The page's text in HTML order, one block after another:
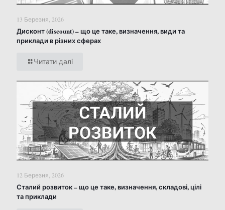
13 Березня, 2026
Дисконт (discount) – що це таке, визначення, види та
приклади в різних сферах
Читати далі
12 Березня, 2026
Сталий розвиток – що це таке, визначення, складові, цілі
та приклади